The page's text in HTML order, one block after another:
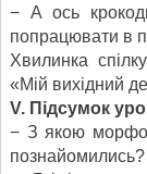
− А ось
попрацювати в
Хвилинка
«Мій вихідний
V. Підсумок
− З якою
познайомились?